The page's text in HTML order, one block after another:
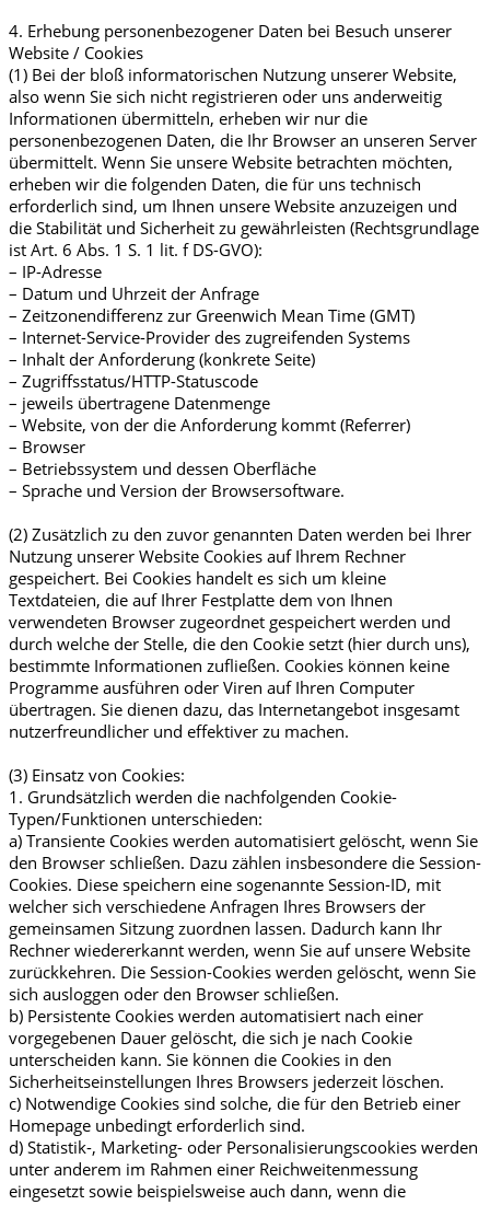
4. Erhebung personenbezogener Daten bei Besuch unserer
Website / Cookies
(1) Bei der bloß informatorischen Nutzung unserer Website,
also wenn Sie sich nicht registrieren oder uns anderweitig
Informationen übermitteln, erheben wir nur die
personenbezogenen Daten, die Ihr Browser an unseren Server
übermittelt. Wenn Sie unsere Website betrachten möchten,
erheben wir die folgenden Daten, die für uns technisch
erforderlich sind, um Ihnen unsere Website anzuzeigen und
die Stabilität und Sicherheit zu gewährleisten (Rechtsgrundlage
ist Art. 6 Abs. 1 S. 1 lit. f DS-GVO):
– IP-Adresse
– Datum und Uhrzeit der Anfrage
– Zeitzonendifferenz zur Greenwich Mean Time (GMT)
– Internet-Service-Provider des zugreifenden Systems
– Inhalt der Anforderung (konkrete Seite)
– Zugriffsstatus/HTTP-Statuscode
– jeweils übertragene Datenmenge
– Website, von der die Anforderung kommt (Referrer)
– Browser
– Betriebssystem und dessen Oberfläche
– Sprache und Version der Browsersoftware.
(2) Zusätzlich zu den zuvor genannten Daten werden bei Ihrer
Nutzung unserer Website Cookies auf Ihrem Rechner
gespeichert. Bei Cookies handelt es sich um kleine
Textdateien, die auf Ihrer Festplatte dem von Ihnen
verwendeten Browser zugeordnet gespeichert werden und
durch welche der Stelle, die den Cookie setzt (hier durch uns),
bestimmte Informationen zufließen. Cookies können keine
Programme ausführen oder Viren auf Ihren Computer
übertragen. Sie dienen dazu, das Internetangebot insgesamt
nutzerfreundlicher und effektiver zu machen.
(3) Einsatz von Cookies:
1. Grundsätzlich werden die nachfolgenden Cookie-
Typen/Funktionen unterschieden:
a) Transiente Cookies werden automatisiert gelöscht, wenn Sie
den Browser schließen. Dazu zählen insbesondere die Session-
Cookies. Diese speichern eine sogenannte Session-ID, mit
welcher sich verschiedene Anfragen Ihres Browsers der
gemeinsamen Sitzung zuordnen lassen. Dadurch kann Ihr
Rechner wiedererkannt werden, wenn Sie auf unsere Website
zurückkehren. Die Session-Cookies werden gelöscht, wenn Sie
sich ausloggen oder den Browser schließen.
b) Persistente Cookies werden automatisiert nach einer
vorgegebenen Dauer gelöscht, die sich je nach Cookie
unterscheiden kann. Sie können die Cookies in den
Sicherheitseinstellungen Ihres Browsers jederzeit löschen.
c) Notwendige Cookies sind solche, die für den Betrieb einer
Homepage unbedingt erforderlich sind.
d) Statistik-, Marketing- oder Personalisierungscookies werden
unter anderem im Rahmen einer Reichweitenmessung
eingesetzt sowie beispielsweise auch dann, wenn die